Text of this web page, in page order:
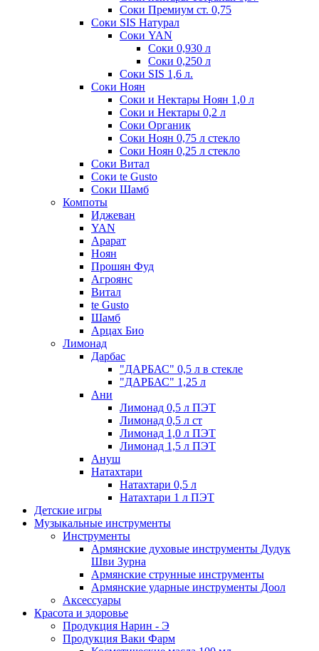
Соки Премиум ст. 0,75
Соки SIS Натурал
Соки YAN
Соки 0,930 л
Соки 0,250 л
Соки SIS 1,6 л.
Соки Ноян
Соки и Нектары Ноян 1,0 л
Соки и Нектары 0,2 л
Соки Органик
Соки Ноян 0,75 л стекло
Соки Ноян 0,25 л стекло
Соки Витал
Соки te Gusto
Соки Шамб
Компоты
Иджеван
YAN
Арарат
Ноян
Прошян Фуд
Агроянс
Витал
te Gusto
Шамб
Арцах Био
Лимонад
Дарбас
"ДАРБАС" 0,5 л в стекле
"ДАРБАС" 1,25 л
Ани
Лимонад 0,5 л ПЭТ
Лимонад 0,5 л ст
Лимонад 1,0 л ПЭТ
Лимонад 1,5 л ПЭТ
Ануш
Натахтари
Натахтари 0,5 л
Натахтари 1 л ПЭТ
Детские игры
Музыкальные инструменты
Инструменты
Армянские духовые инструменты Дудук
Шви Зурна
Армянские струнные инструменты
Армянские ударные инструменты Доол
Аксессуары
Красота и здоровье
Продукция Нарин - Э
Продукция Ваки Фарм